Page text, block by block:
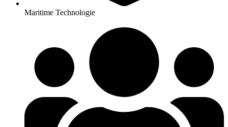
Maritime Technologie